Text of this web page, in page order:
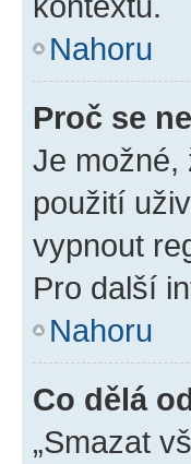
Nahoru
Proč se
Je možné,
použití
vypnout
Pro další
Nahoru
Co dělá
„Smazat